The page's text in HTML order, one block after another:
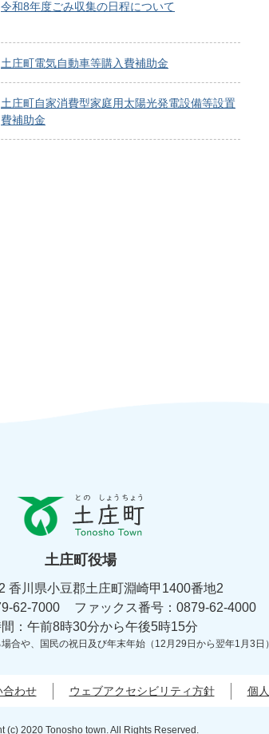
令和8年度ごみ収集の日程について
土庄町電気自動車等購入費補助金
土庄町自家消費型家庭用太陽光発電設備等設置
費補助金
と
の
し
ょ
う
土
庄
町
土庄町役場
香川県小豆郡土庄町淵崎甲1400番地2
62-7000
ファックス番号：0879-62-4000
間：午前8時30分から午後5時15分
合や、 国民の祝日及び年末年始（12月29日から翌年1月3日
合わせ ウェブアクセシビリティ方針 個
(c) 2020 Tonosho town. All Rights Reserved.